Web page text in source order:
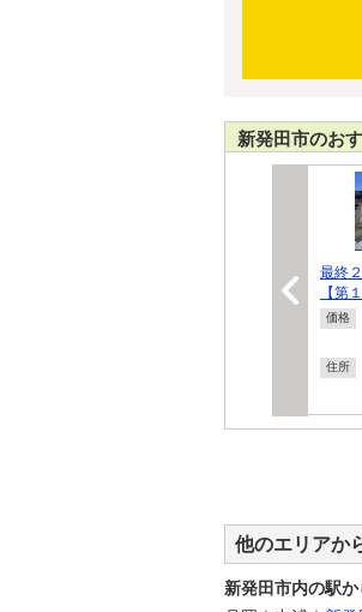
新発田市のお
最終
【第
価格
住所
他のエリアか
新発田市内の駅